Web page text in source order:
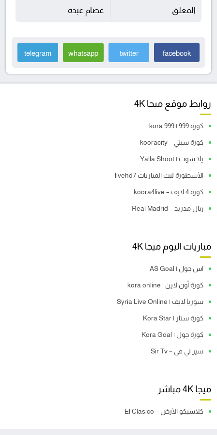
المعلق عصام عبده
facebook
twitter
whatsapp
telegram
روابط موقع ميجا 4K
كورة 999 | kora 999
كورة سيتي – kooracity
يلا شوت | Yalla Shoot
الأسطورة لبث المباريات livehd7
كورة 4 لايف – koora4live
ريال مدريد – Real Madrid
مباريات اليوم ميجا 4K
اس جول | AS Goal
كورة أون لاين | kora online
سوريا لايف | Syria Live Online
كورة ستار | Kora Star
كورة جول | Kora Goal
سير تي في – Sir Tv
ميجا 4K مباشر
كلاسيكو الأرض – El Clasico